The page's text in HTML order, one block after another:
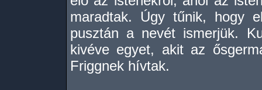
maradtak. Úgy tűnik, hogy
pusztán a nevét ismerjük.
kivéve egyet, akit az
Friggnek hívtak.